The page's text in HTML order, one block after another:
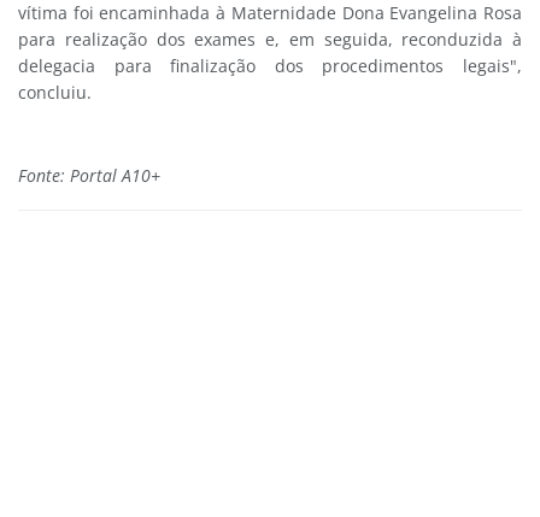
vítima foi encaminhada à Maternidade Dona Evangelina Rosa
para realização dos exames e, em seguida, reconduzida à
delegacia para finalização dos procedimentos legais",
concluiu.
Fonte: Portal A10+